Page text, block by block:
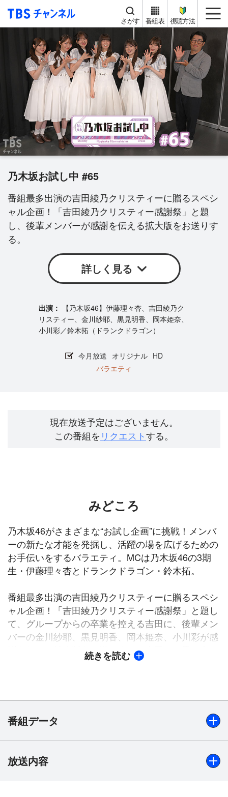
TBS チャンネル
さがす 番組表 視聴方法
乃木坂お試し中 #65
番組最多出演の吉田綾乃クリスティーに贈るスペシ
ャル企画！「吉田綾乃クリスティー感謝祭」と題
し、後輩メンバーが感謝を伝える拡大版をお送りす
る。
詳しく見る
【乃木坂46】伊藤理々杏、吉田綾乃ク
リスティー、金川紗耶、黒見明香、岡本姫奈、
小川彩／鈴木拓（ドランクドラゴン）
今月放送 オリジナル HD
バラエティ
現在放送予定はございません。
この番組を リクエストする。
みどころ
乃木坂46がさまざまな“お試し企画”に挑戦！メンバ
ーの新たな才能を発掘し、活躍の場を広げるための
お手伝いをするバラエティ。MCは乃木坂46の3期
生・伊藤理々杏とドランクドラゴン・鈴木拓。
番組最多出演の吉田綾乃クリスティーに贈るスペシ
ャル企画！「吉田綾乃クリスティー感謝祭」と題し
て、グループからの卒業を控える吉田に、後輩メン
バーの金川紗耶、黒見明香、岡本姫奈、小川彩が感
謝を伝える拡大版をお送りする。吉田との思い出を
お題にしたクイズ対決では、「仲良くなったきっか
ー”の吉田を、逆に癒すことができるかにも挑戦す
る。マッサージ＆トークで吉田の心と体をほぐすこ
とができたのは…？番組の後半には、鈴木、伊藤、
吉田による3ショットトークも。番組の思い出を振
り返るほか、後輩たちへの想いも語る。優しさと愛
に満ちた吉田が最後の収録を楽しむ姿をぜひ見届け
続きを読む
番組データ
出演
放送内容